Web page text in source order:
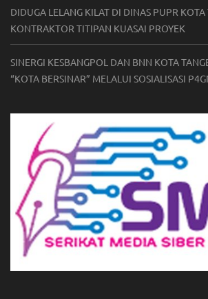
DIDUGA LELANG KILAT DI DINAS PUPR KOTA
KONTRAKTOR TITIPAN KUASAI PROYEK
SINERGI KESBANGPOL DAN BNN KOTA
“KOTA BERSINAR” MELALUI SOSIALISASI